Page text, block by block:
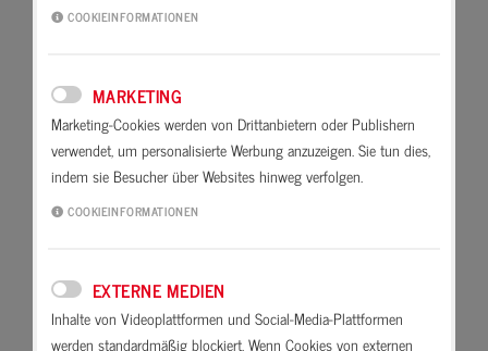
COOKIEINFORMATIONEN
MARKETING
Marketing-Cookies werden von Drittanbietern oder Publishern
verwendet, um personalisierte Werbung anzuzeigen. Sie tun dies,
indem sie Besucher über Websites hinweg verfolgen.
COOKIEINFORMATIONEN
EXTERNE MEDIEN
Inhalte von Videoplattformen und Social-Media-Plattformen
werden standardmäßig blockiert. Wenn Cookies von externen
A B C D
W
X Z
Abbinden
Abdichten
Abriebfest
Aromatische
aufgebaute Kohlenwasserstoffe. In
der Regel gelten aromatische
Lösemittel als aggressiver und